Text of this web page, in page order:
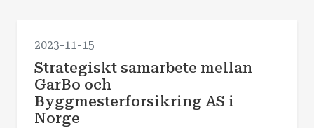
2023-11-15
Strategiskt samarbete mellan
GarBo och
Byggmesterforsikring AS i
Norge